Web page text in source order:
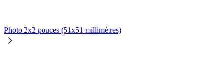
Photo 2x2 pouces (51x51 millimètres)